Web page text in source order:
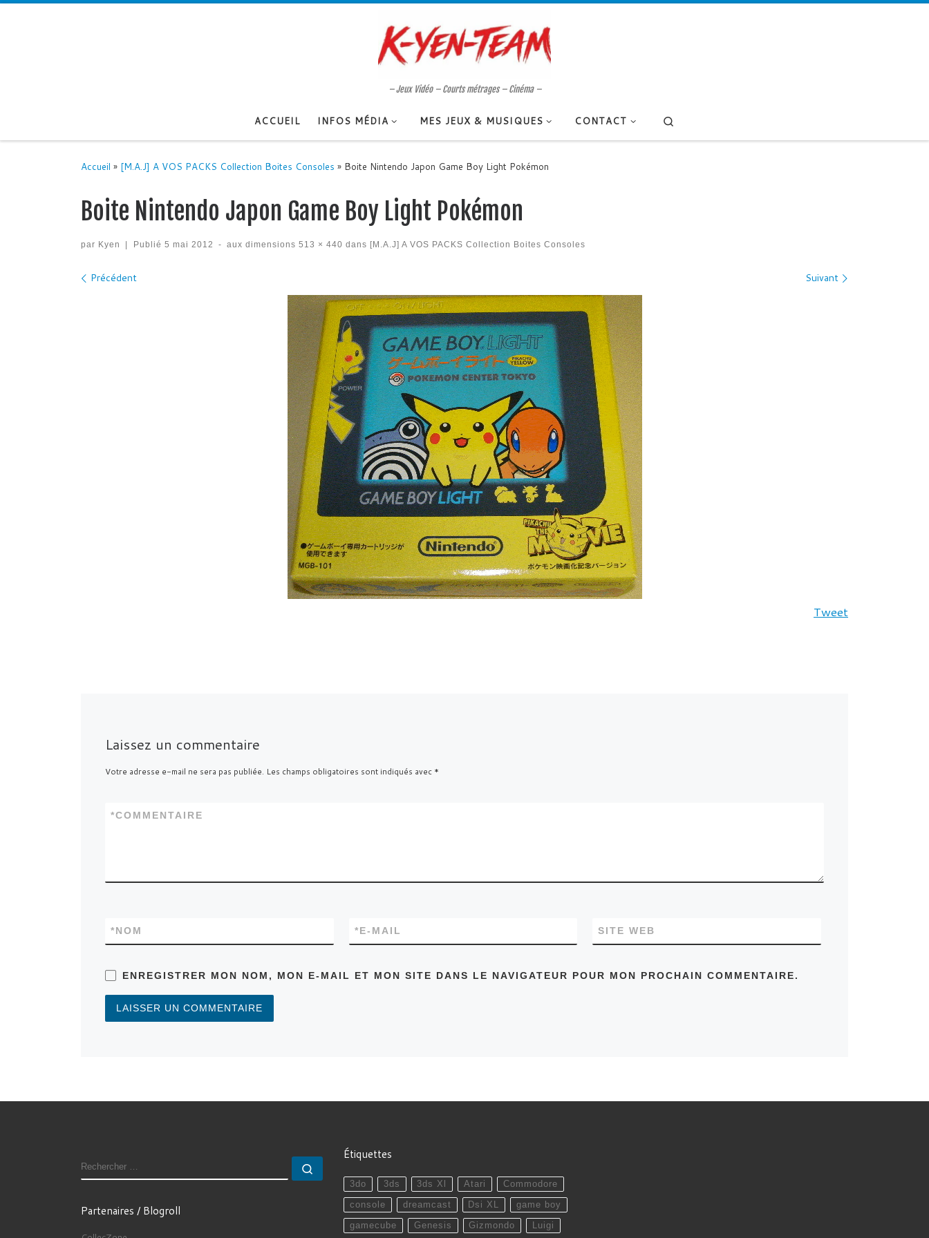
– Jeux Vidéo – Courts métrages – Cinéma –
ACCUEIL INFOS MÉDIA MES JEUX & MUSIQUES CONTACT
Accueil » [M.A.J] A VOS PACKS Collection Boites Consoles » Boite Nintendo Japon Game Boy Light Pokémon
Boite Nintendo Japon Game Boy Light Pokémon
par Kyen | Publié 5 mai 2012 - aux dimensions 513 × 440 dans [M.A.J] A VOS PACKS Collection Boites Consoles
Navigation des images
Précédent Suivant
Tweet
Laissez un commentaire
Votre adresse e-mail ne sera pas publiée. Les champs obligatoires sont indiqués avec *
COMMENTAIRE
*
NOM
* E-MAIL
* SITE WEB
ENREGISTRER MON NOM, MON E-MAIL ET MON SITE DANS LE NAVIGATEUR POUR MON PROCHAIN COMMENTAIRE.
RECHERCHER
Partenaires / Blogroll
Étiquettes
3do 3ds 3ds Xl Atari Commodore
console dreamcast Dsi XL game boy
gamecube Genesis Gizmondo Luigi